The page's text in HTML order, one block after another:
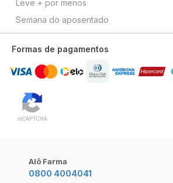
Leve + por menos
Semana do aposentado
Formas de pagamentos
Alô Farma
0800 4004041